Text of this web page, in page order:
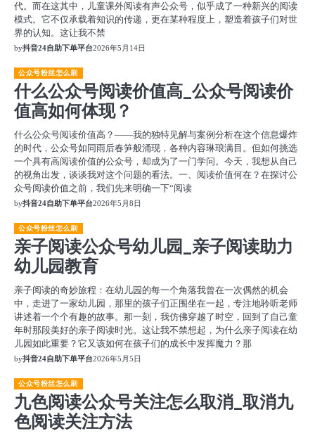
代。而在这其中，儿童课外阅读有声公众号，似乎成了一种新兴的阅读
模式。它不仅承载着知识的传递，更在某种程度上，塑造着孩子们对世
界的认知。这让我不禁
by抖音24自助下单平台2026年5月14日
公众号粉丝怎么刷
什么公众号阅读价值高_公众号阅读价
值高如何体现？
什么公众号阅读价值高？——我的独特见解与案例分析在这个信息爆炸
的时代，公众号如同雨后春笋般涌现，各种内容琳琅满目。但如何挑选
一个具有高阅读价值的公众号，却成为了一门学问。今天，我想从自己
的视角出发，谈谈我对这个问题的看法。一、阅读价值何在？在探讨公
众号阅读价值之前，我们先来明确一下“阅读
by抖音24自助下单平台2026年5月8日
公众号粉丝怎么刷
亲子阅读公众号幼儿园_亲子阅读助力
幼儿园教育
亲子阅读的奇妙旅程：在幼儿园的每一个角落我曾在一次偶然的机会
中，走进了一家幼儿园，那里的孩子们正围坐在一起，专注地聆听老师
讲述着一个个有趣的故事。那一刻，我仿佛穿越了时空，回到了自己童
年时那段美好的亲子阅读时光。这让我不禁想起，为什么亲子阅读在幼
儿园如此重要？它又该如何在孩子们的成长中发挥魔力？那
by抖音24自助下单平台2026年5月5日
公众号粉丝怎么刷
九色阅读公众号关注怎么取消_取消九
色阅读关注方法